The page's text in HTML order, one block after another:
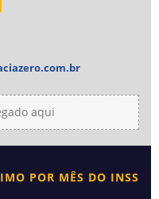
aqui
POR MÊS DO INSS